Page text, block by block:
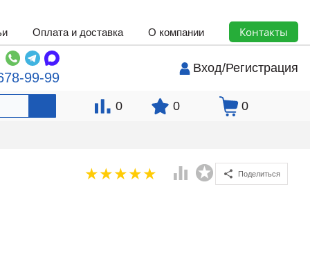
Оплата и доставка О компании Контакты
99-99
Вход/Регистрация
0 0 0
Поделиться